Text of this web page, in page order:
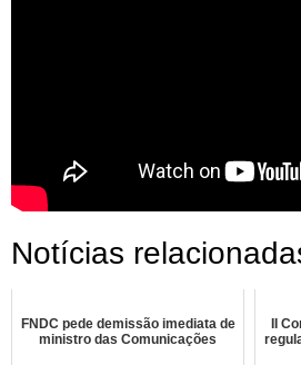
Notícias
FNDC pede demissão imediata de
ministro das Comunicações
II